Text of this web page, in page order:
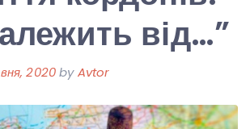
від…”
2020byAvtor